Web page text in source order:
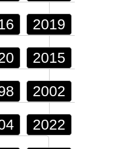
2019
2015
2002
2022